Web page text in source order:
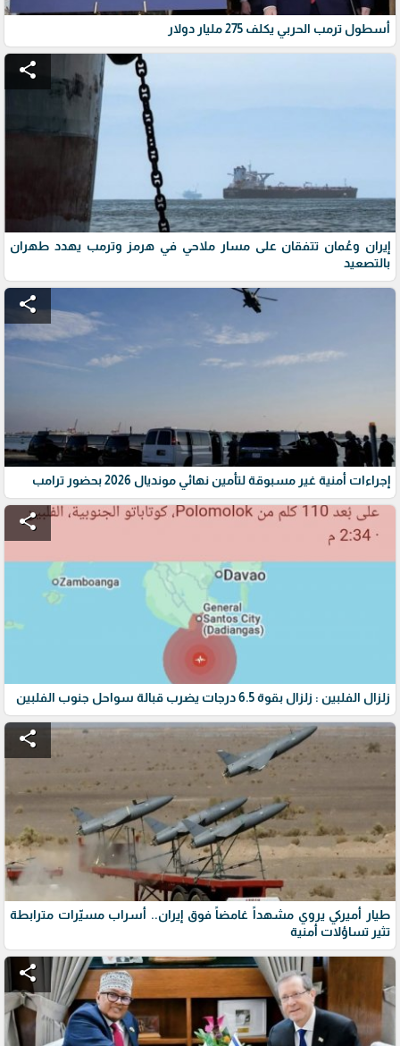
أسطول ترمب الحربي يكلف 275 مليار دولار
share
إيران وعُمان تتفقان على مسار ملاحي في هرمز وترمب يهدد طهران
بالتصعيد
share
إجراءات أمنية غير مسبوقة لتأمين نهائي مونديال 2026 بحضور ترامب
share
زلزال الفلبين : زلزال بقوة 6.5 درجات يضرب قبالة سواحل جنوب الفلبين
share
طيار أميركي يروي مشهداً غامضاً فوق إيران.. أسراب مسيّرات مترابطة
تثير تساؤلات أمنية
share